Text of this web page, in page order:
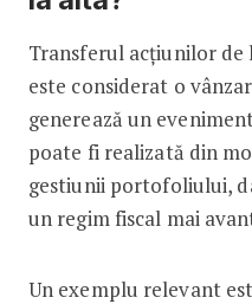
Transferul acțiunilor
este considerat o
generează un
poate fi realizată din
gestiunii portofoliului,
un regim fiscal mai
Un exemplu relevant